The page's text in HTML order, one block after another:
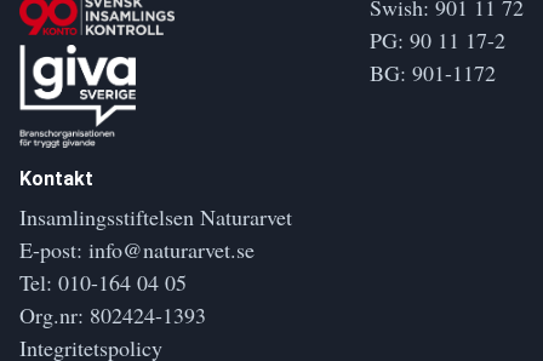
Swish: 901 11 72
PG: 90 11 17-2
BG: 901-1172
Kontakt
Insamlingsstiftelsen Naturarvet
E-post: info@naturarvet.se
Tel: 010-164 04 05
Org.nr: 802424-1393
Integritetspolicy